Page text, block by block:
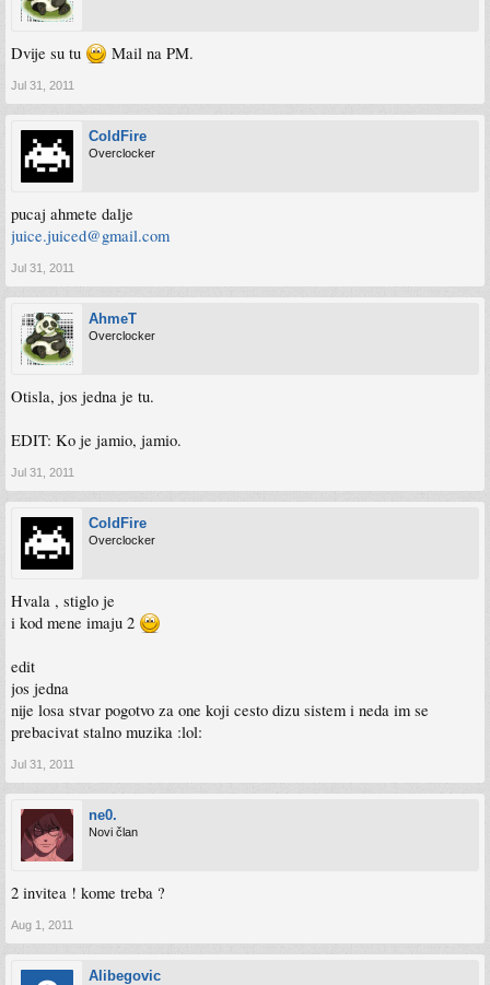
Dvije su tu Mail na PM.
Jul 31, 2011
ColdFire
Overclocker
pucaj ahmete dalje
juice.juiced@gmail.com
Jul 31, 2011
AhmeT
Overclocker
Otisla, jos jedna je tu.
EDIT: Ko je jamio, jamio.
Jul 31, 2011
ColdFire
Overclocker
Hvala , stiglo je
i kod mene imaju 2
edit
jos jedna
nije losa stvar pogotvo za one koji cesto dizu sistem i neda im se
prebacivat stalno muzika :lol:
Jul 31, 2011
ne0.
Novi član
2 invitea ! kome treba ?
Aug 1, 2011
Alibegovic